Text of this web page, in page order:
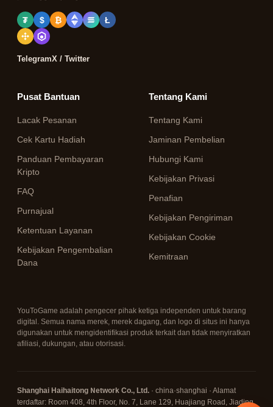
₮ $ ₿ Ł
TelegramX / Twitter
Pusat Bantuan
Lacak Pesanan
Cek Kartu Hadiah
Panduan Pembayaran
Kripto
FAQ
Purnajual
Ketentuan Layanan
Kebijakan Pengembalian
Dana
Tentang Kami
Tentang Kami
Jaminan Pembelian
Hubungi Kami
Kebijakan Privasi
Penafian
Kebijakan Pengiriman
Kebijakan Cookie
Kemitraan
YouToGame adalah pengecer pihak ketiga independen untuk barang
digital. Semua nama merek, merek dagang, dan logo di situs ini hanya
digunakan untuk mengidentifikasi produk terkait dan tidak menyiratkan
afiliasi, dukungan, atau otorisasi.
Shanghai Haihaitong Network Co., Ltd. · china·shanghai · Alamat
terdaftar: Room 408, 4th Floor, No. 7, Lane 129, Huajiang Road, Jiading